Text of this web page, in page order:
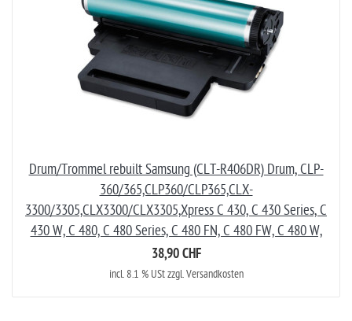
Drum/Trommel rebuilt Samsung (CLT-R406DR) Drum, CLP-
360/365,CLP360/CLP365,CLX-
3300/3305,CLX3300/CLX3305,Xpress C 430, C 430 Series, C
430 W, C 480, C 480 Series, C 480 FN, C 480 FW, C 480 W,
38,90 CHF
incl. 8.1 % USt zzgl. Versandkosten